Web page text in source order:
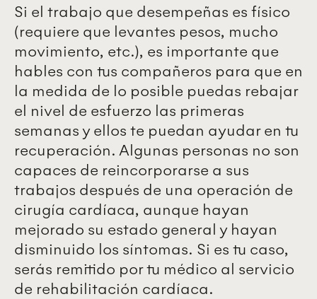
Si el trabajo que desempeñas es físico
(requiere que levantes pesos, mucho
movimiento, etc.), es importante que
hables con tus compañeros para que en
la medida de lo posible puedas rebajar
el nivel de esfuerzo las primeras
semanas y ellos te puedan ayudar en tu
recuperación. Algunas personas no son
capaces de reincorporarse a sus
trabajos después de una operación de
cirugía cardíaca, aunque hayan
mejorado su estado general y hayan
disminuido los síntomas. Si es tu caso,
serás remitido por tu médico al servicio
de rehabilitación cardíaca.